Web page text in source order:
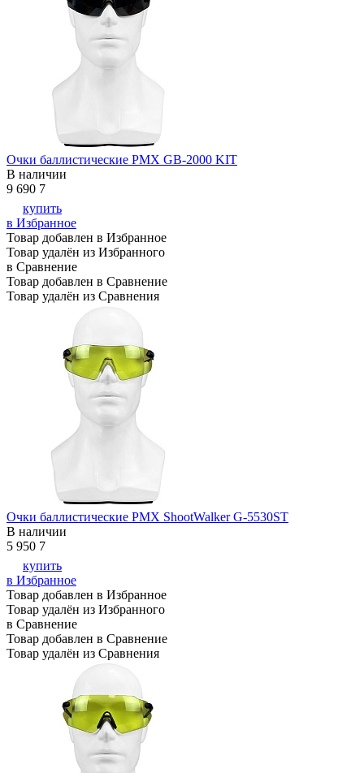
Очки баллистические PMX GB-2000 KIT
В наличии
9 690 7
купить
в Избранное
Товар добавлен в Избранное
Товар удалён из Избранного
в Сравнение
Товар добавлен в Сравнение
Товар удалён из Сравнения
Очки баллистические PMX ShootWalker G-5530ST
В наличии
5 950 7
купить
в Избранное
Товар добавлен в Избранное
Товар удалён из Избранного
в Сравнение
Товар добавлен в Сравнение
Товар удалён из Сравнения